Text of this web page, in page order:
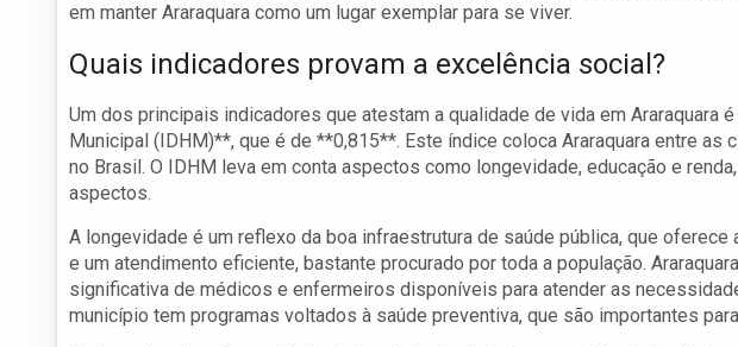
em manter Araraquara como um lugar exemplar para se viver.
Quais indicadores provam a excelência social?
Um dos principais indicadores que atestam a qualidade de vida em Araraquara
Municipal (IDHM)**, que é de **0,815**. Este índice coloca Araraquara entre
no Brasil. O IDHM leva em conta aspectos como longevidade, educação e
aspectos.
A longevidade é um reflexo da boa infraestrutura de saúde pública, que
e um atendimento eficiente, bastante procurado por toda a população.
significativa de médicos e enfermeiros disponíveis para atender as
município tem programas voltados à saúde preventiva, que são importantes